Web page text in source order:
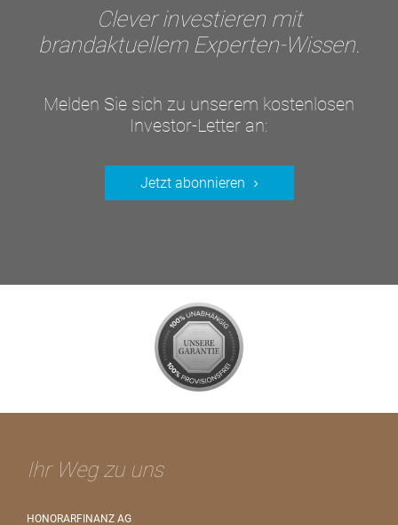
Clever investieren mit
brandaktuellem Experten-Wissen.
Melden Sie sich zu unserem kostenlosen
Investor-Letter an:
Jetzt abonnieren
Ihr Weg zu uns
HONORARFINANZ AG